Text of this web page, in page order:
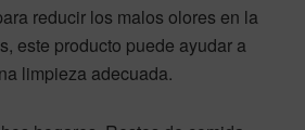
reducir los malos olores en la
este producto puede ayudar a
limpieza adecuada.